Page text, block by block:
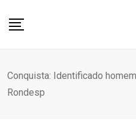
Conquista: Identificado
Rondesp